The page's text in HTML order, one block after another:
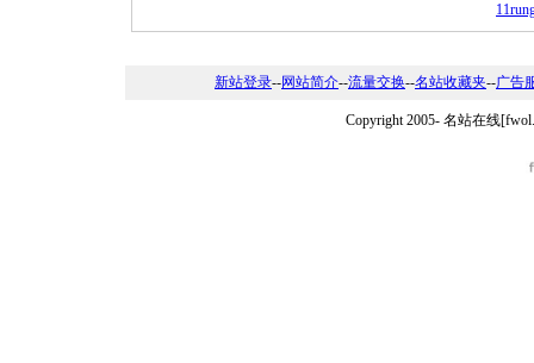
新站登录--网站简介--流量交换--名站收藏夹--广告
Copyright 2005- 名站在线